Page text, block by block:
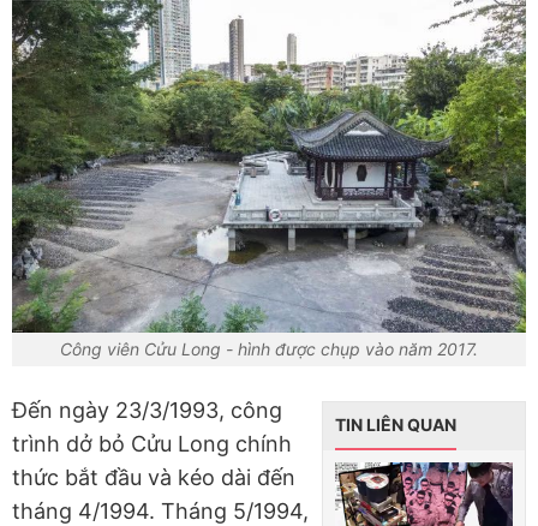
Công viên Cửu Long - hình được chụp vào năm 2017.
TIN LIÊN QUAN
Đến ngày 23/3/1993, công
trình dở bỏ Cửu Long chính
thức bắt đầu và kéo dài đến
tháng 4/1994. Tháng 5/1994,